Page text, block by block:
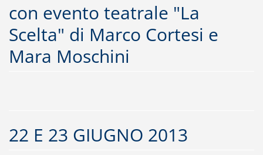
con evento teatrale "La
Scelta" di Marco Cortesi e
Mara Moschini
22 E 23 GIUGNO 2013